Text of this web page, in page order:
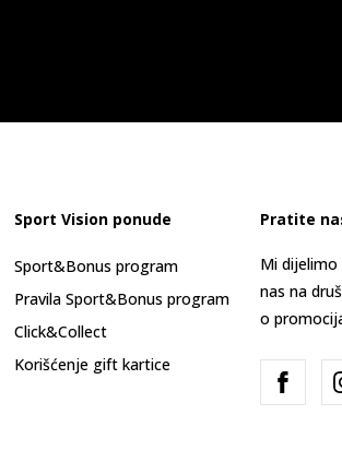
Sport Vision ponude
Sport&Bonus program
Pravila Sport&Bonus program
Click&Collect
Korišćenje gift kartice
Pratite
Mi
nas na
o